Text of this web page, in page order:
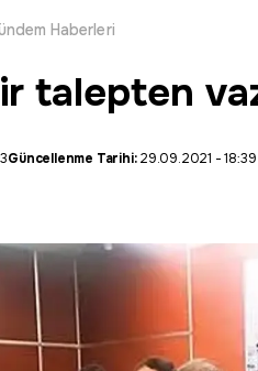
Haberleri
talepten
Güncellenme Tarihi:29.09.2021 - 18:39